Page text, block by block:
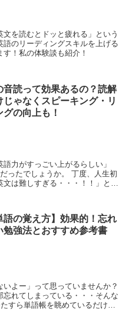
文を読むとドッと疲れる」という
のリーディングスキルを上げる
！私の体験談も紹介！
音読って効果あるの？読解
じゃなくスピーキング・リ
グの向上も！
力がすっごい上がるらしい」
ったでしょうか。 丁度、人生初
は難しすぎる・・・！！」と自
語の覚え方】効果的！忘れ
勉強法とおすすめ参考書
いよー」って思っていませんか？
れてしまっている・・・そんな